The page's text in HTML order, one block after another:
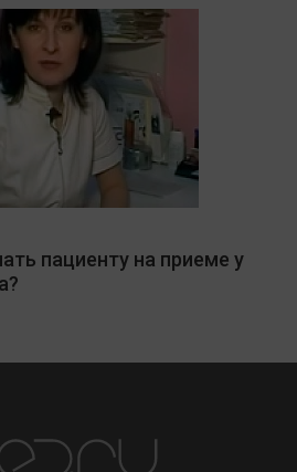
пациенту на приеме у